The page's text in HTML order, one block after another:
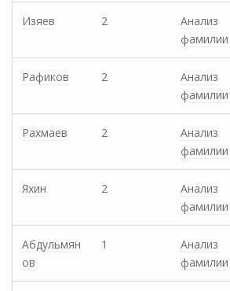
Изяев 2
Анализ
фамилии
Рафиков 2
Анализ
фамилии
Рахмаев 2
Анализ
фамилии
Яхин 2
Анализ
фамилии
Абдульмян
ов
1
Анализ
фамилии